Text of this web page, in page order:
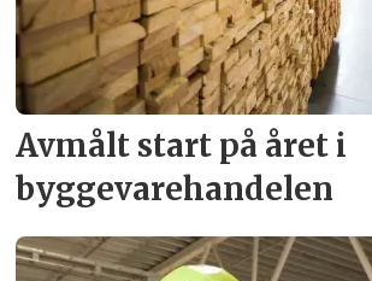
Avmålt start på året i
byggevare­handelen